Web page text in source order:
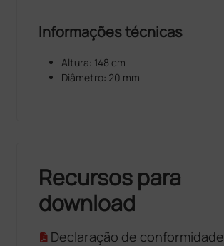
Informações técnicas
Altura: 148 cm
Diâmetro: 20 mm
Recursos para
download
Declaração de conformidade